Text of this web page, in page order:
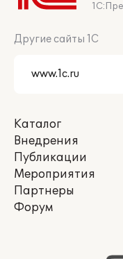
Другие сайты 1С
Каталог
Внедрения
Публикации
Мероприятия
Партнеры
Форум